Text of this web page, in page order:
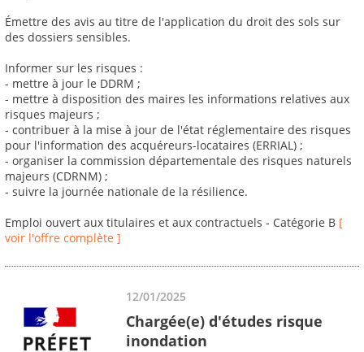
Émettre des avis au titre de l'application du droit des sols sur
des dossiers sensibles.
Informer sur les risques :
- mettre à jour le DDRM ;
- mettre à disposition des maires les informations relatives aux
risques majeurs ;
- contribuer à la mise à jour de l'état réglementaire des risques
pour l'information des acquéreurs-locataires (ERRIAL) ;
- organiser la commission départementale des risques naturels
majeurs (CDRNM) ;
- suivre la journée nationale de la résilience.
Emploi ouvert aux titulaires et aux contractuels - Catégorie B [
voir l'offre complète ]
12/01/2025
Chargée(e) d'études risque
inondation